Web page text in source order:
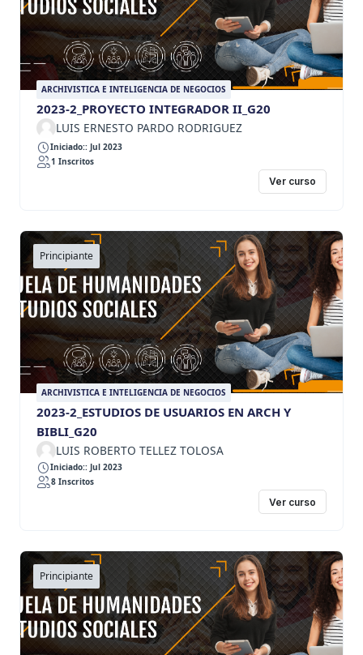
ARCHIVISTICA E INTELIGENCIA DE NEGOCIOS
2023-2_PROYECTO INTEGRADOR II_G20
LUIS ERNESTO PARDO RODRIGUEZ
Iniciado:: Jul 2023
1 Inscritos
Ver curso
Principiante
ARCHIVISTICA E INTELIGENCIA DE NEGOCIOS
2023-2_ESTUDIOS DE USUARIOS EN ARCH Y
BIBLI_G20
LUIS ROBERTO TELLEZ TOLOSA
Iniciado:: Jul 2023
8 Inscritos
Ver curso
Principiante